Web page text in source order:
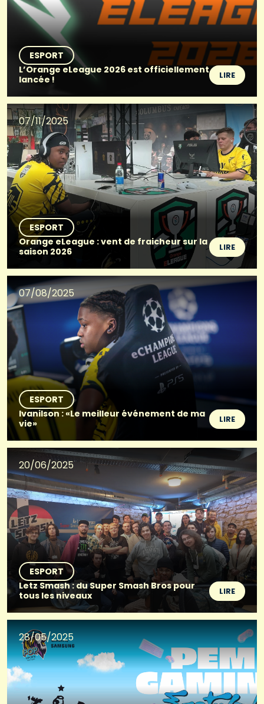
ESPORT
L’Orange eLeague 2026 est officiellement
lancée !
LIRE
07/11/2025
ESPORT
Orange eLeague : vent de fraicheur sur la
saison 2026
LIRE
07/08/2025
ESPORT
Ivanilson : «Le meilleur événement de ma
vie»
LIRE
20/06/2025
ESPORT
Letz Smash : du Super Smash Bros pour
tous les niveaux
LIRE
28/05/2025